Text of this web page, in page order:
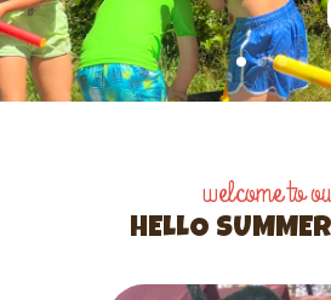
NÓS
CONTACTO
welcome to
HELLO